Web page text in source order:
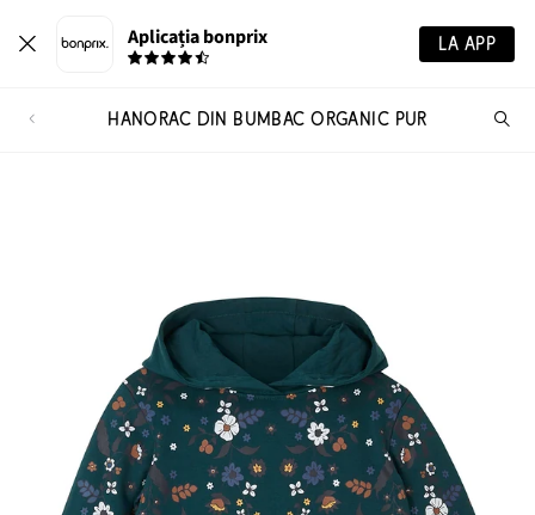
Aplicația bonprix LA APP
HANORAC DIN BUMBAC ORGANIC PUR